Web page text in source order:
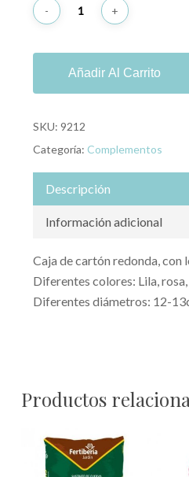
Añadir Al Carrito
SKU: 9212
Categoría: Complementos
Descripción
Información adicional
Caja de cartón redonda, con
Diferentes colores: Lila, rosa,
Diferentes diámetros: 12-
Productos